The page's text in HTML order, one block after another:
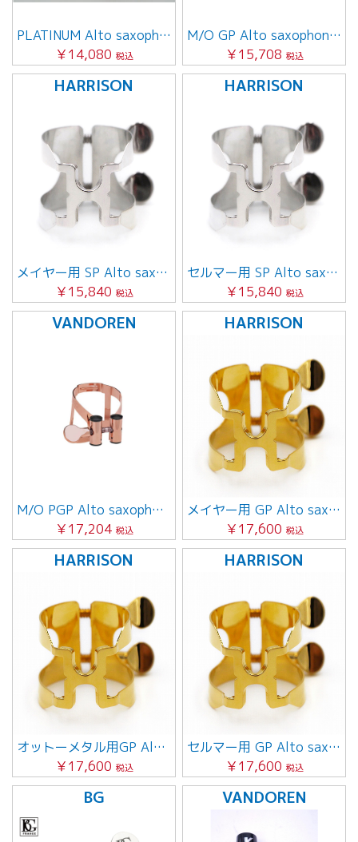
PLATINUM Alto saxophone用
￥14,080 税込
M/O GP Alto saxophone用
￥15,708 税込
HARRISON
メイヤー用 SP Alto saxophone用
￥15,840 税込
HARRISON
セルマー用 SP Alto saxophone
￥15,840 税込
VANDOREN
M/O PGP Alto saxophone用
￥17,204 税込
HARRISON
メイヤー用 GP Alto saxophone
￥17,600 税込
HARRISON
オットーメタル用GP Alto saxophone
￥17,600 税込
HARRISON
セルマー用 GP Alto saxophone
￥17,600 税込
BG VANDOREN